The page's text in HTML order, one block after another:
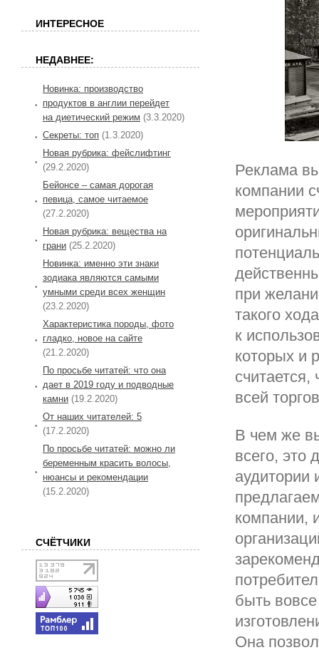
Реклама
компании
при
такого
к
которых и
всей
В чем же
всего, это
компании,
быть
Она
ИНТЕРЕСНОЕ
НЕДАВНЕЕ:
Новинка: производство
продуктов в англии перейдет
на диетический режим (3.3.2020)
Секреты: топ (1.3.2020)
Новая рубрика: фейслифтинг
(29.2.2020)
Бейонсе – самая дорогая
певица, самое читаемое
(27.2.2020)
Новая рубрика: вещества на
грани (25.2.2020)
Новинка: именно эти знаки
зодиака являются самыми
умными среди всех женщин
(23.2.2020)
Характеристика породы, фото
гладко, новое на сайте
(21.2.2020)
По просьбе читатей: что она
дает в 2019 году и подводные
камни (19.2.2020)
От наших читателей: 5
(17.2.2020)
По просьбе читатей: можно ли
беременным красить волосы,
нюансы и рекомендации
(15.2.2020)
СЧЁТЧИКИ